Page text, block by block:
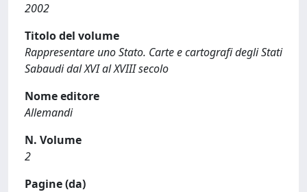
2002
Titolo del volume
Rappresentare uno Stato. Carte e cartografi degli Stati
Sabaudi dal XVI al XVIII secolo
Nome editore
Allemandi
N. Volume
2
Pagine (da)